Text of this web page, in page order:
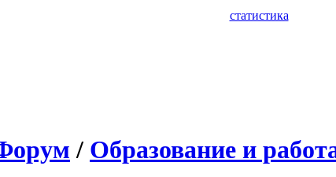
статистика
/ Образование и